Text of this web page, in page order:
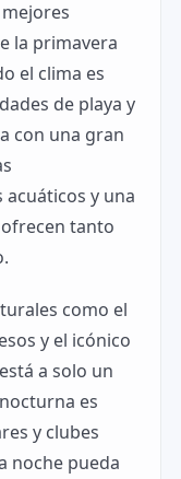
la primavera
el clima es
de playa y
con una gran
y una
tanto
como el
y el icónico
a solo un
es
y clubes
noche pueda